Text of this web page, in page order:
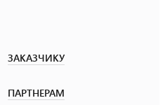
ЗАКАЗЧИКУ
ПАРТНЕРАМ